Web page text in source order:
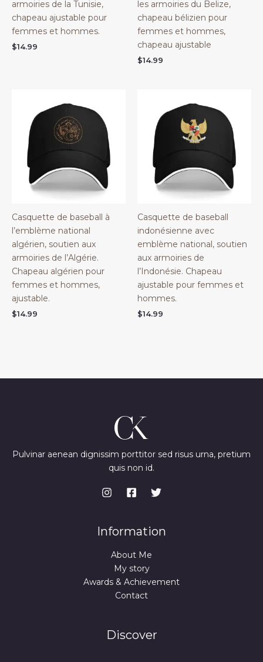
armoiries de la Tunisie,
chapeau ajustable pour
femmes et hommes.
$14.99
les armoiries du Belize,
chapeau bélizien pour
femmes et hommes,
chapeau ajustable
$14.99
Casquette de baseball à
l’emblème national
algérien, soutien aux
armoiries de l’Algérie.
Chapeau algérien pour
femmes et hommes,
ajustable.
$14.99
Casquette de baseball
indonésienne avec
emblème national, soutien
aux armoiries de
l’Indonésie. Chapeau
ajustable pour femmes et
hommes.
$14.99
Pulvinar aenean dignissim porttitor sed risus urna, pretium
quis non id.
Information
About Me
My story
Awards & Achievement
Contact
Discover